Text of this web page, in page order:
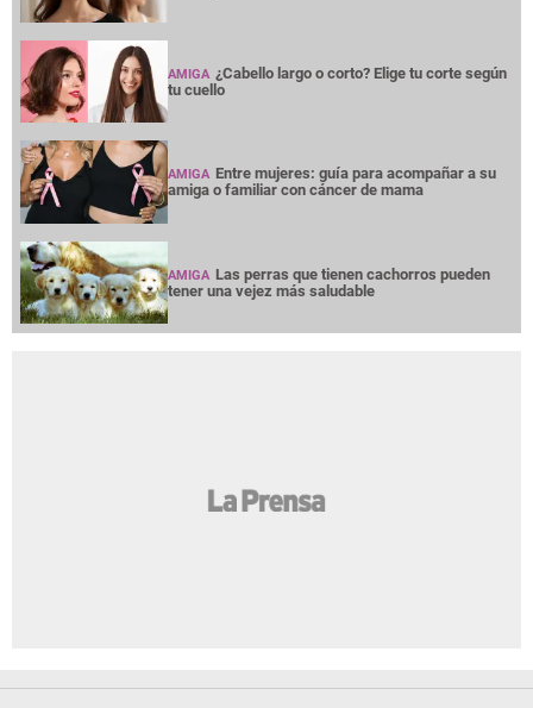
AMIGA ¿Cabello largo o corto? Elige tu corte según
tu cuello
AMIGA Entre mujeres: guía para acompañar a su
amiga o familiar con cáncer de mama
AMIGA Las perras que tienen cachorros pueden
tener una vejez más saludable